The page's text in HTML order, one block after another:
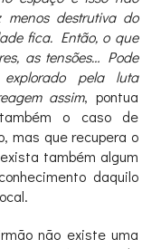
destrutiva do
fica. Então, o que
as tensões… Pode
pela luta
assim, pontua
o caso de
mas que recupera o
também algum
daquilo
não existe uma